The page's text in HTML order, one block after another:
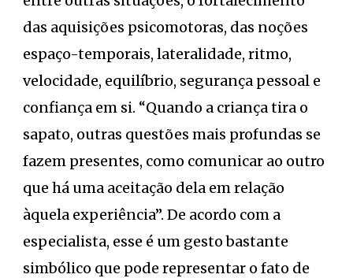
das aquisições psicomotoras, das noções
espaço-temporais, lateralidade, ritmo,
velocidade, equilíbrio, segurança pessoal e
confiança em si. “Quando a criança tira o
sapato, outras questões mais profundas se
fazem presentes, como comunicar ao outro
que há uma aceitação dela em relação
àquela experiência”. De acordo com a
especialista, esse é um gesto bastante
simbólico que pode representar o fato de